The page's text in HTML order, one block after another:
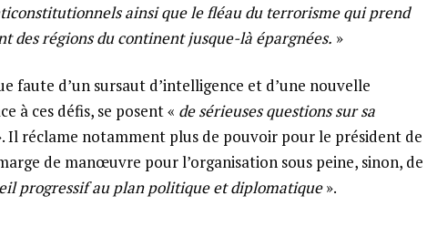
ainsi que le fléau du terrorisme qui prend
des régions du continent jusque-là épargnées. »
faute d’un sursaut d’intelligence et d’une nouvelle
à ces défis, se posent « de sérieuses questions sur sa
Il réclame notamment plus de pouvoir pour le président de
de manœuvre pour l’organisation sous peine, sinon, de
progressif au plan politique et diplomatique».